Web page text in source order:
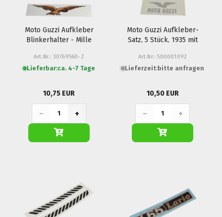
Moto Guzzi Aufkleber
Blinkerhalter - Mille
Nevada...
Art.Nr.: 30769560-Z
Lieferbar:ca. 4-7 Tage
10,75 EUR
− +
Moto Guzzi Aufkleber-
Satz, 5 Stück, 1935 mit
Art.Nr.: 500001092
Lieferzeit:bitte anfragen
10,50 EUR
− +